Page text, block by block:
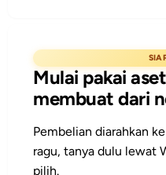
Mulai pakai
membuat dari
Pembelian diarahkan
ragu, tanya dulu lewat
pilih.